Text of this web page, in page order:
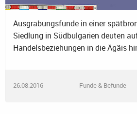
Ausgrabungsfunde in einer
Siedlung in Südbulgarien deuten
Handelsbeziehungen in die Ägäis
26.08.2016 Funde & Befunde